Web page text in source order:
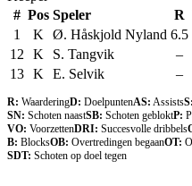
# Pos Speler R
1
K Ø. Håskjold Nyland 6.5
12
K S. Tangvik –
13 K E. Selvik –
R: WaarderingD: DoelpuntenAS: AssistsS:
SN: Schoten naastSB: Schoten gebloktP:
VO: VoorzettenDRI: Succesvolle dribbels
B: BlocksOB: Overtredingen begaanOT:
SDT: Schoten op doel tegen